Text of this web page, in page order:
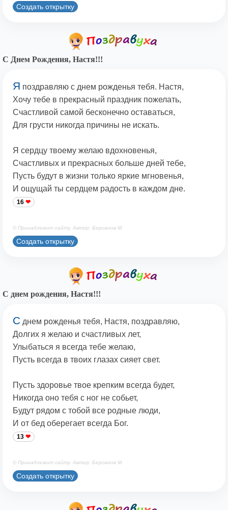
Создать открытку
С Днем Рождения, Настя!!!
Я поздравляю с днем рожденья тебя. Настя,
Хочу тебе в прекрасный праздник пожелать,
Счастливой самой бесконечно оставаться,
Для грусти никогда причины не искать.
Я сердцу твоему желаю вдохновенья,
Счастливых и прекрасных больше дней тебе,
Пусть будут в жизни только яркие мгновенья,
И ощущай ты сердцем радость в каждом дне.
16
© Принадлежит сайту. Автор: Берсанов М.
Создать открытку
С днем рождения, Настя!!!
С днем рожденья тебя, Настя, поздравляю,
Долгих я желаю и счастливых лет,
Улыбаться я всегда тебе желаю,
Пусть всегда в твоих глазах сияет свет.
Пусть здоровье твое крепким всегда будет,
Никогда оно тебя с ног не собьет,
Будут рядом с тобой все родные люди,
И от бед оберегает всегда Бог.
13
© Принадлежит сайту. Автор: Берсанов М.
Создать открытку